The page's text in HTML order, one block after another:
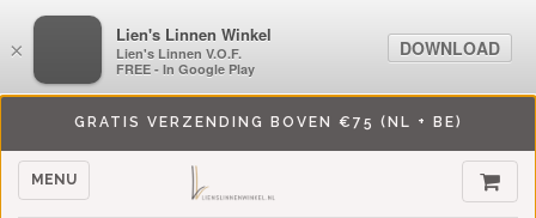
GRATIS VERZENDING BOVEN €75 (NL + BE)
MENU
×
LiensLinnenwinkel.nl
Lien's Linnen V.O.F.
FREE - In Google Play
DOWNLOAD
×
Lien's Linnen Winkel
Lien's Linnen V.O.F.
FREE - In Google Play
DOWNLOAD